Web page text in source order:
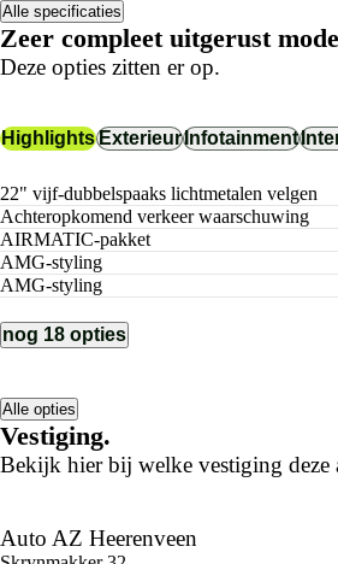
Alle specificaties
Zeer compleet uitgerust
Deze opties zitten er op.
HighlightsExterieurInfotainment
22" vijf-dubbelspaaks lichtmetalen velgen
achteropkomend verkeer waarschuwing
AIRMATIC-pakket
AMG-styling
AMG-styling
nog 18 opties
Alle opties
Vestiging.
Bekijk hier bij welke vestiging deze
Auto AZ Heerenveen